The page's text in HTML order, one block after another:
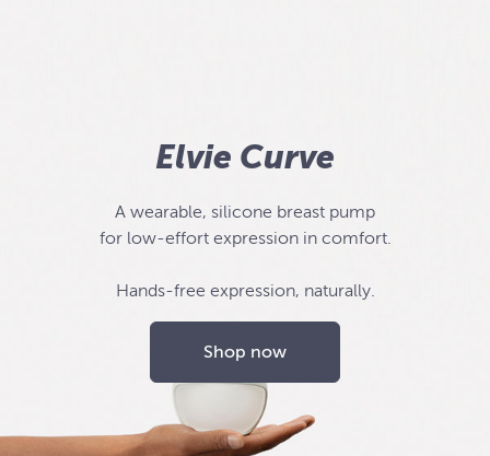
Elvie Curve
A wearable, silicone breast pump
for low-effort expression in comfort.
Hands-free expression, naturally.
Shop now